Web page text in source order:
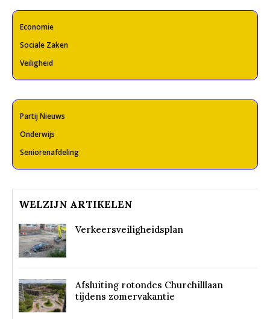
Economie
Sociale Zaken
Veiligheid
Partij Nieuws
Onderwijs
Seniorenafdeling
WELZIJN ARTIKELEN
Verkeersveiligheidsplan
Afsluiting rotondes Churchilllaan
tijdens zomervakantie